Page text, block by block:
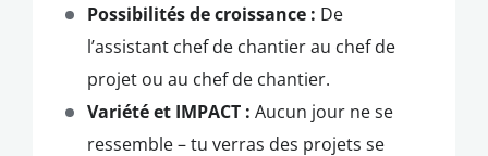
Possibilités de croissance : De
l’assistant chef de chantier au chef de
projet ou au chef de chantier.
Variété et IMPACT : Aucun jour ne se
ressemble – tu verras des projets se